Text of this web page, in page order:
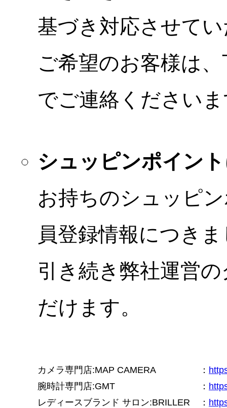
基づき対応させて
ご希望のお客様は
でご連絡ください
シュッピンポイン
お持ちのシュッピ
員登録情報につき
引き続き弊社運営
だけます。
カメラ専門店:MAP CAMERA ：
腕時計専門店:GMT
：
レディースブランド サロン:BRILLER
：